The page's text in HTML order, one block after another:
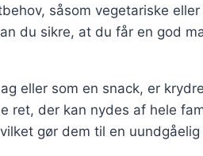
såsom vegetariske
du sikre, at du får en god
eller som en snack, er
ret, der kan nydes af hele
gør dem til en